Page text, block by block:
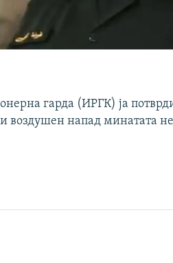
гарда (ИРГК) ја
воздушен напад минатата